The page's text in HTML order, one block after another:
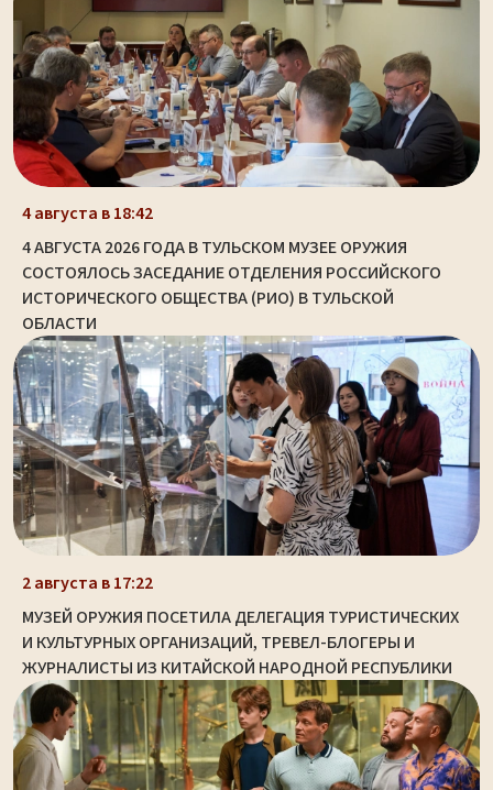
4 августа в 18:42
4 АВГУСТА 2026 ГОДА В ТУЛЬСКОМ МУЗЕЕ ОРУЖИЯ
СОСТОЯЛОСЬ ЗАСЕДАНИЕ ОТДЕЛЕНИЯ РОССИЙСКОГО
ИСТОРИЧЕСКОГО ОБЩЕСТВА (РИО) В ТУЛЬСКОЙ
ОБЛАСТИ
2 августа в 17:22
МУЗЕЙ ОРУЖИЯ ПОСЕТИЛА ДЕЛЕГАЦИЯ ТУРИСТИЧЕСКИХ
И КУЛЬТУРНЫХ ОРГАНИЗАЦИЙ, ТРЕВЕЛ-БЛОГЕРЫ И
ЖУРНАЛИСТЫ ИЗ КИТАЙСКОЙ НАРОДНОЙ РЕСПУБЛИКИ